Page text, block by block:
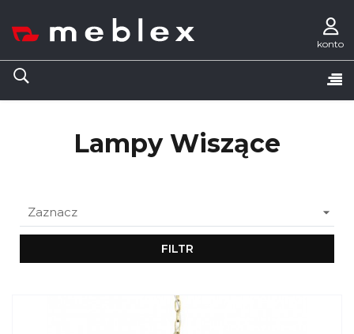
konto
☰
Lampy Wiszące
Zaznacz 
FILTR